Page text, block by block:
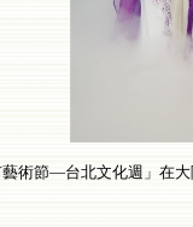
術節—台北文化週」在